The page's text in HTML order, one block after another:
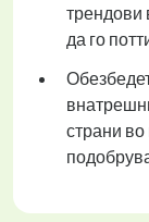
трендови
да го
страни